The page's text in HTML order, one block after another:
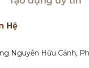
Hệ
Nguyễn Hữu Cảnh,